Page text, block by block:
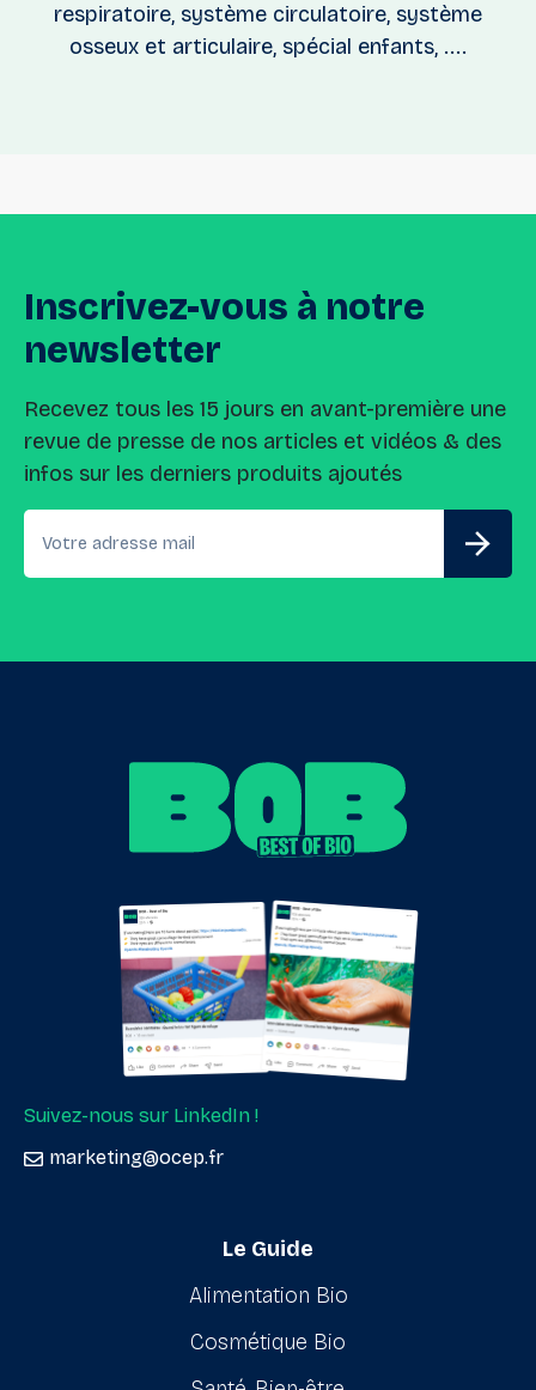
respiratoire, système circulatoire, système
osseux et articulaire, spécial enfants, ....
Inscrivez-vous à notre
newsletter
Recevez tous les 15 jours en avant-première une
revue de presse de nos articles et vidéos & des
infos sur les derniers produits ajoutés
Suivez-nous sur LinkedIn !
marketing@ocep.fr
Le Guide
Alimentation Bio
Cosmétique Bio